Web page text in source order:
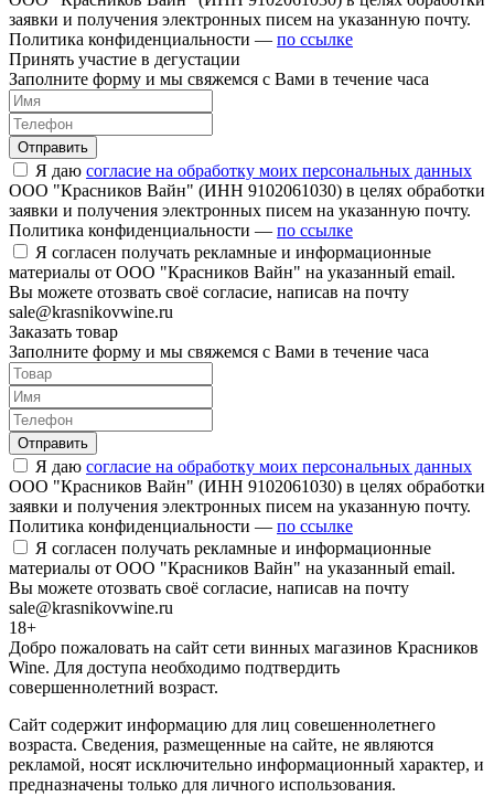
заявки и получения электронных писем на указанную почту.
Политика конфиденциальности — по ссылке
Принять участие в дегустации
Заполните форму и мы свяжемся с Вами в течение часа
Отправить
Я даю согласие на обработку моих персональных данных
ООО "Красников Вайн" (ИНН 9102061030) в целях обработки
заявки и получения электронных писем на указанную почту.
Политика конфиденциальности — по ссылке
Я согласен получать рекламные и информационные
материалы от ООО "Красников Вайн" на указанный email.
Вы можете отозвать своё согласие, написав на почту
sale@krasnikovwine.ru
Заказать товар
Заполните форму и мы свяжемся с Вами в течение часа
Отправить
Я даю согласие на обработку моих персональных данных
ООО "Красников Вайн" (ИНН 9102061030) в целях обработки
заявки и получения электронных писем на указанную почту.
Политика конфиденциальности — по ссылке
Я согласен получать рекламные и информационные
материалы от ООО "Красников Вайн" на указанный email.
Вы можете отозвать своё согласие, написав на почту
sale@krasnikovwine.ru
18+
Добро пожаловать на сайт сети винных магазинов Красников
Wine. Для доступа необходимо подтвердить
совершеннолетний возраст.
Сайт содержит информацию для лиц совешеннолетнего
возраста. Сведения, размещенные на сайте, не являются
рекламой, носят исключительно информационный характер, и
предназначены только для личного использования.